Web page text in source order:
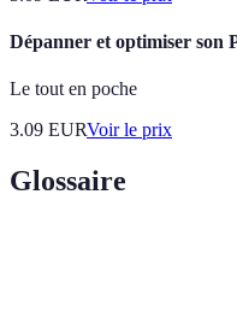
Dépanner et optimiser son
Le tout en poche
3.09 EURVoir le prix
Glossaire